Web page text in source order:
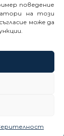
поведение
на този
може да